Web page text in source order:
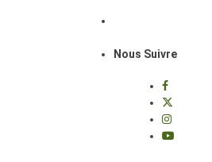
Nous Suivre